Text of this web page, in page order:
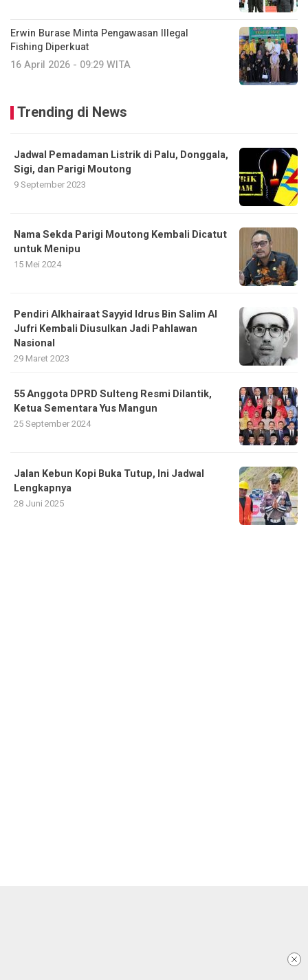
Erwin Burase Minta Pengawasan Illegal
Fishing Diperkuat
16 April 2026 - 09:29 WITA
Trending di News
Jadwal Pemadaman Listrik di Palu, Donggala,
Sigi, dan Parigi Moutong
9 September 2023
Nama Sekda Parigi Moutong Kembali Dicatut
untuk Menipu
15 Mei 2024
Pendiri Alkhairaat Sayyid Idrus Bin Salim Al
Jufri Kembali Diusulkan Jadi Pahlawan
Nasional
29 Maret 2023
55 Anggota DPRD Sulteng Resmi Dilantik,
Ketua Sementara Yus Mangun
25 September 2024
Jalan Kebun Kopi Buka Tutup, Ini Jadwal
Lengkapnya
28 Juni 2025